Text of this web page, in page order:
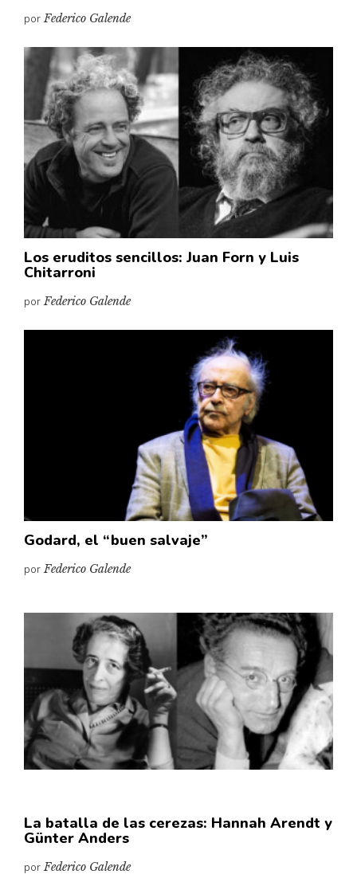
porFederico Galende
Los eruditos sencillos: Juan Forn y Luis
Chitarroni
porFederico Galende
Godard, el “buen salvaje”
porFederico Galende
La batalla de las cerezas: Hannah Arendt y
Günter Anders
porFederico Galende